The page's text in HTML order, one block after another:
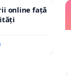
online față